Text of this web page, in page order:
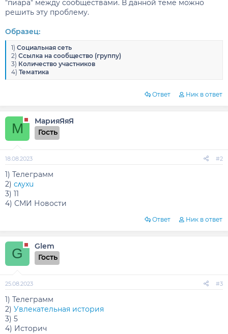
"пиара" между сообществами. В данной теме можно
решить эту проблему.
Образец:
1) Социальная сеть
2) Ссылка на сообщество (группу)
3) Количество участников
4) Тематика
Ответ Ник в ответ
М МарияЯяЯ
Гость
18.08.2023 #2
1) Телеграмм
2) cʌyxu
3) 11
4) СМИ Новости
Ответ Ник в ответ
G Glem
Гость
25.08.2023 #3
1) Телеграмм
2) Увлекательная история
3) 5
4) Историч